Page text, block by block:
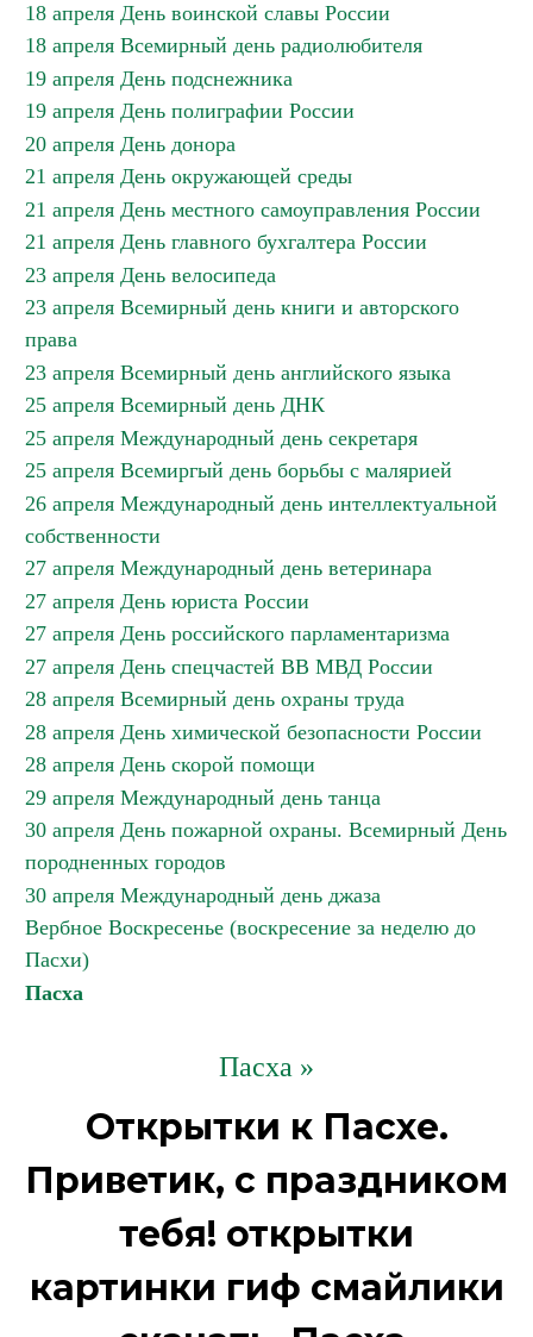
18 апреля День воинской славы России
18 апреля Всемирный день радиолюбителя
19 апреля День подснежника
19 апреля День полиграфии России
20 апреля День донора
21 апреля День окружающей среды
21 апреля День местного самоуправления России
21 апреля День главного бухгалтера России
23 апреля День велосипеда
23 апреля Всемирный день книги и авторского
права
23 апреля Всемирный день английского языка
25 апреля Всемирный день ДНК
25 апреля Международный день секретаря
25 апреля Всемиргый день борьбы с малярией
26 апреля Международный день интеллектуальной
собственности
27 апреля Международный день ветеринара
27 апреля День юриста России
27 апреля День российского парламентаризма
27 апреля День спецчастей ВВ МВД России
28 апреля Всемирный день охраны труда
28 апреля День химической безопасности России
28 апреля День скорой помощи
29 апреля Международный день танца
30 апреля День пожарной охраны. Всемирный День
породненных городов
30 апреля Международный день джаза
Вербное Воскресенье (воскресение за неделю до
Пасхи)
Пасха
Пасха »
Открытки к Пасхе.
Приветик, с праздником
тебя! открытки
картинки гиф смайлики